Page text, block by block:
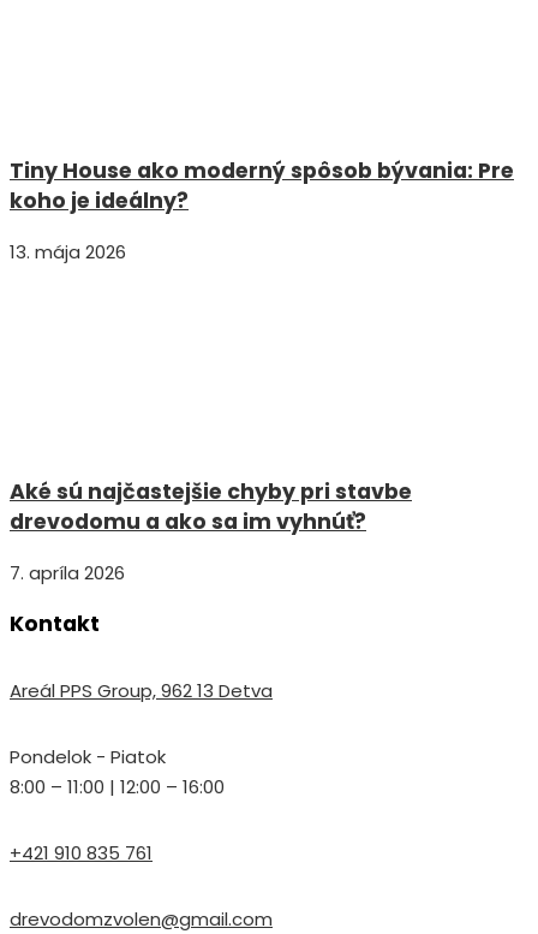
Tiny House ako moderný spôsob bývania: Pre
koho je ideálny?
13. mája 2026
Aké sú najčastejšie chyby pri stavbe
drevodomu a ako sa im vyhnúť?
7. apríla 2026
Kontakt
Areál PPS Group, 962 13 Detva
Pondelok - Piatok
8:00 – 11:00 | 12:00 – 16:00
+421 910 835 761
drevodomzvolen@gmail.com